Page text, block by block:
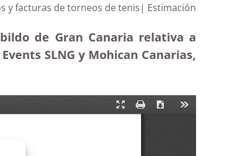
y facturas de torneos de tenis| Estimación
de Gran Canaria relativa a
SLNG y Mohican Canarias,